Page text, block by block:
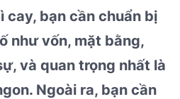
cay, bạn cần chuẩn bị
như vốn, mặt bằng,
và quan trọng nhất là
Ngoài ra, bạn cần